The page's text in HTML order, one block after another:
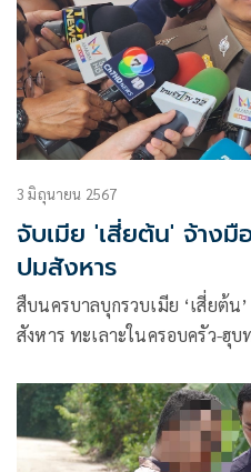
3 มิถุนายน 2567
จับเมีย 'เสี่ยต้น' จ้าง
ปมสังหาร
สืบนครบาลบุกรวบเมีย ‘เสี่ยต้น
สังหาร ทะเลาะในครอบครัว-ฮุ